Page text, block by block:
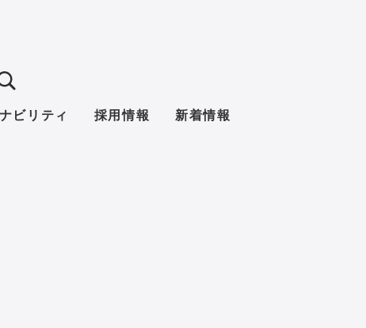
ビリティ 採用情報 新着情報